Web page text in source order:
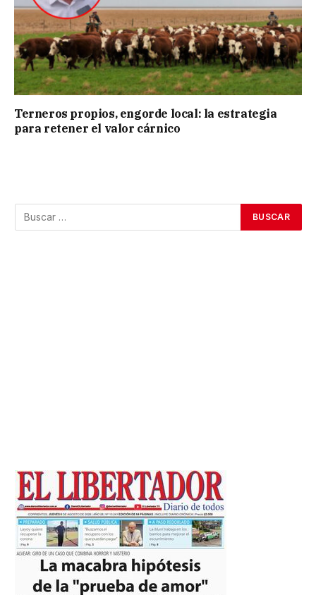
Terneros propios, engorde local: la estrategia
para retener el valor cárnico